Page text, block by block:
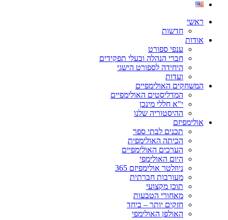
ראשי
חדשות
אודות
ענפי ספורט
חברי הנהלה ובעלי תפקידים
היחידה לספורט הישגי
ועדות
המשחקים האולימפיים
המדליסטים האולימפיים
י"א חללי מינכן
ההיסטוריה שלנו
אולימפיזם
תכנים לבתי ספר
הכיתה האולימפית
הערכים האולימפיים
היום האולימפי
ניוזלטר אולימפיזם 365
מעורבות חברתית
תוכן מקצועי
מאחורי הטבעות
חזקים יותר – ביחד
האולפן האולימפי